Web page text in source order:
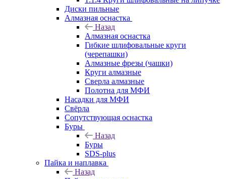
Диски пильные
Алмазная оснастка
Назад
Алмазная оснастка
Гибкие шлифовальные круги
(черепашки)
Алмазные фрезы (чашки)
Круги алмазные
Сверла алмазные
Полотна для МФИ
Насадки для МФИ
Свёрла
Сопутствующая оснастка
Буры
Назад
Буры
SDS-plus
Пайка и наплавка
Назад